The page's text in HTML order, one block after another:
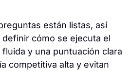
están listas, así
cómo se ejecuta el
y una puntuación clara
competitiva alta y evitan